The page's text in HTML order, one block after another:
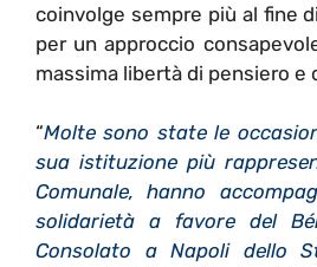
coinvolge sempre più al fine
per un approccio
massima libertà di pensiero e
“Molte sono state le
sua istituzione più
Comunale, hanno
solidarietà a favore del
Consolato a Napoli dello